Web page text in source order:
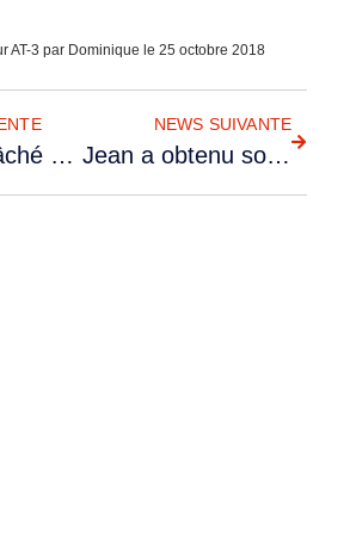
AT-3 par Dominique le 25 octobre 2018
Rico a été lâché par Dominique
NEWS SUIVANTE
Jean a obtenu son PPL